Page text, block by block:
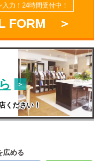
入力！24時間受付中！
FORM ＞
ください！
広める